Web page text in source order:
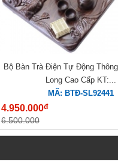
Bộ Bàn Trà Điện Tự Động
Long Cao Cấp KT:...
MÃ: BTĐ-SL92441
4.950.000đ
6.500.000